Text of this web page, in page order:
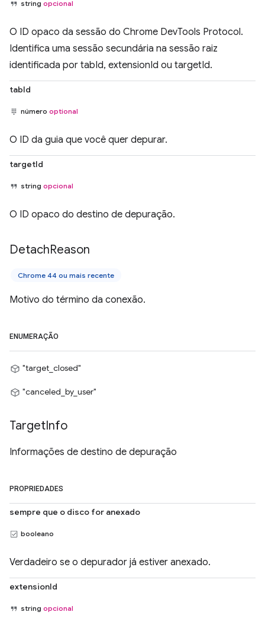
string opcional
O ID opaco da sessão do Chrome DevTools Protocol.
Identifica uma sessão secundária na sessão raiz
identificada por tabId, extensionId ou targetId.
tabId
número optional
O ID da guia que você quer depurar.
targetId
string opcional
O ID opaco do destino de depuração.
DetachReason
Chrome 44 ou mais recente
Motivo do término da conexão.
ENUMERAÇÃO
"target_closed"
"canceled_by_user"
TargetInfo
Informações de destino de depuração
PROPRIEDADES
sempre que o disco for anexado
booleano
Verdadeiro se o depurador já estiver anexado.
extensionId
string opcional